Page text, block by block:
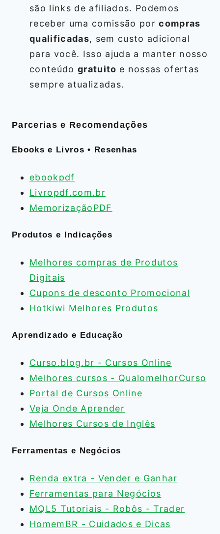
são links de afiliados. Podemos
receber uma comissão porcompras
qualificadas, sem custo adicional
para você. Isso ajuda a manter nosso
conteúdo gratuito e nossas ofertas
sempre atualizadas.
Parcerias e Recomendações
Ebooks e Livros • Resenhas
ebookpdf
Livropdf.com.br
MemorizaçãoPDF
Produtos e Indicações
Melhores compras de Produtos
Digitais
Cupons de desconto Promocional
Hotkiwi Melhores Produtos
Aprendizado e Educação
Curso.blog.br - Cursos Online
Melhores cursos - QualomelhorCurso
Portal de Cursos Online
Veja Onde Aprender
Melhores Cursos de Inglês
Ferramentas e Negócios
Renda extra - Vender e Ganhar
Ferramentas para Negócios
MQL5 Tutoriais - Robôs - Trader
HomemBR - Cuidados e Dicas